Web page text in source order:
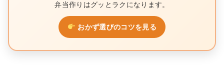
弁当作りはグッとラクになります。
おかず選びのコツを見る